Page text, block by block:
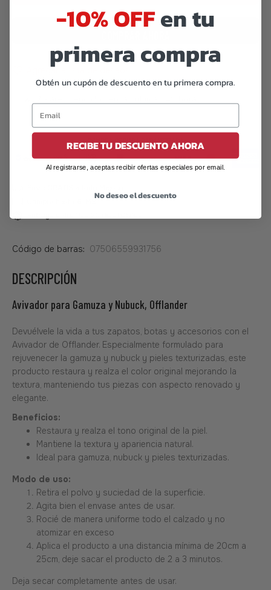
Agregar a lista de deseos
Código de barras: 07506559931756
DESCRIPCIÓN
Avivador para Gamuza y Nubuck, Offlander
Devuélvele la vida a tus zapatos, botas y accesorios con el
Avivador de Offlander. Especialmente formulado para
rejuvenecer la gamuza y nubuck y pieles texturizadas, este
producto restaura y realza el color original mejorando la
textura, manteniendo tus piezas con aspecto renovado y
elegante.
Beneficios:
Restaura y realza el tono original de la piel.
Mantiene la textura y apariencia natural.
Ideal para gamuza, nubuck y pieles texturizadas.
Modo de uso:
Retira el polvo y suciedad de la superficie.
Agita bien el envase antes de usar.
Rocié de manera uniforme todo el calzado y no
atomizar en exceso
Aplica el producto a una distancia mínima de 20cm a
25cm, deje sacar el producto de 2 a 3 minutos.
Deja secar completamente antes de usar.
-10% OFFen tu
primera compra
Obtén un cupón de descuento en tu primera compra.
RECIBE TU DESCUENTO AHORA
Al registrarse, aceptas recibir ofertas especiales por email.
No deseo el descuento